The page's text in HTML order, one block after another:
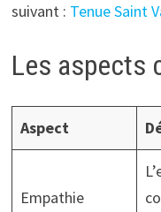
suivant : Tenue Saint
Les aspects
Aspect
Empathie